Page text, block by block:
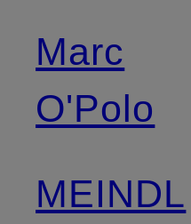
Marc
O'Polo
MEINDL